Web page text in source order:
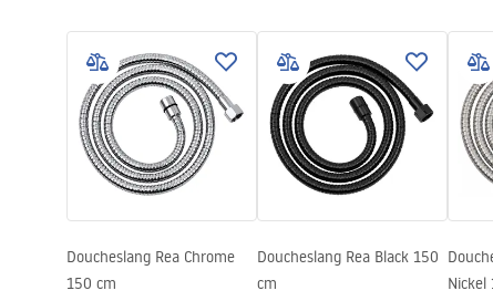
Kleur
WARUNKI_BEZPIECZENSTWA_AKCE
SORIA_LAZIENKOWE.pdf
Doucheslang Rea Chrome
150 cm
Doucheslang Rea Black 150
cm
Nickel